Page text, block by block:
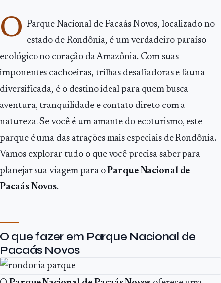
O Parque Nacional de Pacaás Novos, localizado no
estado de Rondônia, é um verdadeiro paraíso
ecológico no coração da Amazônia. Com suas
imponentes cachoeiras, trilhas desafiadoras e fauna
diversificada, é o destino ideal para quem busca
aventura, tranquilidade e contato direto com a
natureza. Se você é um amante do ecoturismo, este
parque é uma das atrações mais especiais de Rondônia.
Vamos explorar tudo o que você precisa saber para
planejar sua viagem para oParque Nacional de
Pacaás Novos.
O que fazer em Parque Nacional de
Pacaás Novos